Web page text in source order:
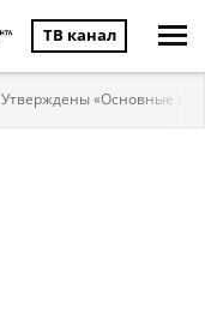
ТВ канал
Утверждены «Основные